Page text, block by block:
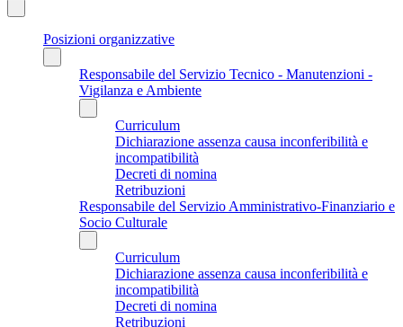
Posizioni organizzative
Responsabile del Servizio Tecnico - Manutenzioni -
Vigilanza e Ambiente
Curriculum
Dichiarazione assenza causa inconferibilità e
incompatibilità
Decreti di nomina
Retribuzioni
Responsabile del Servizio Amministrativo-Finanziario e
Socio Culturale
Curriculum
Dichiarazione assenza causa inconferibilità e
incompatibilità
Decreti di nomina
Retribuzioni